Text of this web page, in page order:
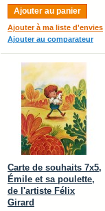
Ajouter au panier
Ajouter à ma liste d'envies
Ajouter au comparateur
Carte de souhaits 7x5,
Émile et sa poulette,
de l'artiste Félix
Girard